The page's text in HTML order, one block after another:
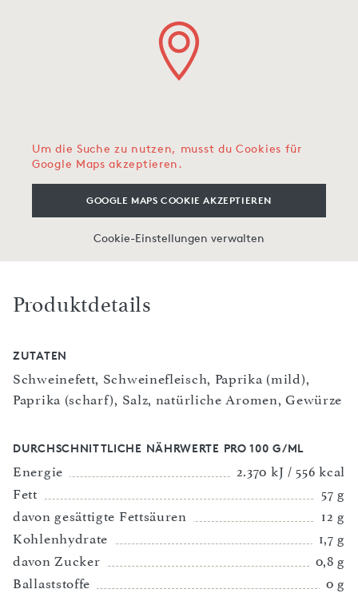
Um die Suche zu nutzen, musst du Cookies für
Google Maps akzeptieren.
GOOGLE MAPS COOKIE AKZEPTIEREN
Cookie-Einstellungen verwalten
Produktdetails
ZUTATEN
Schweinefett, Schweinefleisch, Paprika (mild),
Paprika (scharf), Salz, natürliche Aromen, Gewürze
DURCHSCHNITTLICHE NÄHRWERTE PRO 100 G/ML
Energie
2.370 kJ / 556 kcal
Fett
57 g
davon gesättigte Fettsäuren
12 g
Kohlenhydrate
1,7 g
davon Zucker
0,8 g
Ballaststoffe
0 g